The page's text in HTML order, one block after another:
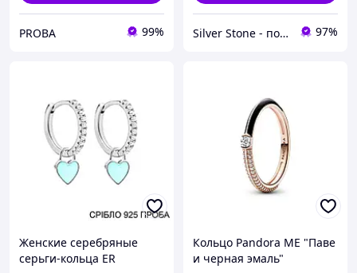
PROBA 99% Silver Stone - подарки для всех 97%
Женские серебряные
серьги-кольца ER
Кольцо Pandora ME "Паве
и черная эмаль"